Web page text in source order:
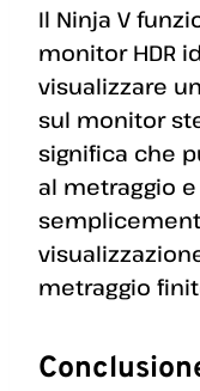
Il Ninja V
monitor HDR
visualizzare
sul monitor
significa che
al metraggio
metraggio